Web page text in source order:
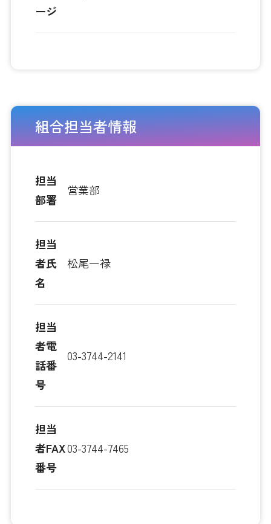
ージ
組合担当者情報
担当
部署
営業部
担当
者氏
名
松尾一禄
担当
者電
話番
号
03-3744-2141
担当
者FAX
番号
03-3744-7465